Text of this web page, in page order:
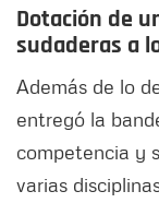
Dotación de
sudaderas a
Además de lo
entregó la
competencia y
varias